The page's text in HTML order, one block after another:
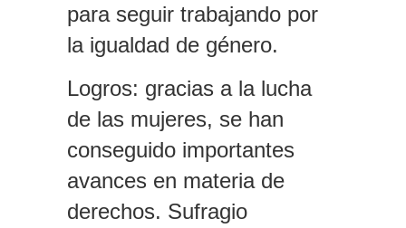
para seguir trabajando por
la igualdad de género.
Logros: gracias a la lucha
de las mujeres, se han
conseguido importantes
avances en materia de
derechos. Sufragio